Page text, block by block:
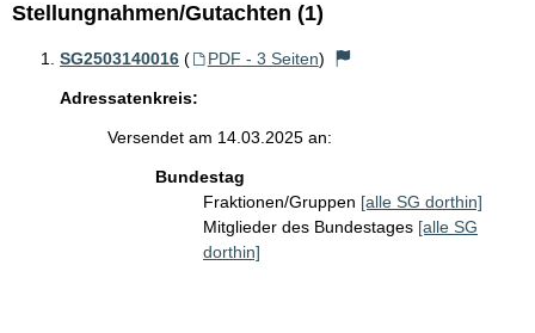
Stellungnahmen/Gutachten (1)
SG2503140016 ( PDF - 3 Seiten)
Adressatenkreis:
Versendet am 14.03.2025 an:
Bundestag
Fraktionen/Gruppen [alle SG dorthin]
Mitglieder des Bundestages [alle SG
dorthin]